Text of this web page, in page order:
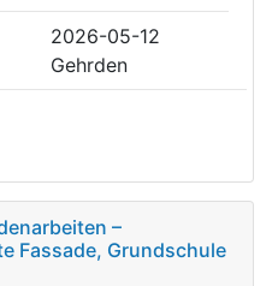
2026-05-12
Gehrden
–
Fassade, Grundschule